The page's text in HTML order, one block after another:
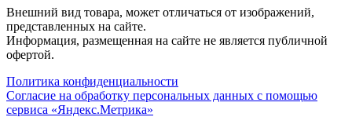
Внешний вид товара, может отличаться от изображений,
представленных на сайте.
Информация, размещенная на сайте не является публичной
офертой.
Политика конфиденциальности
Согласие на обработку персональных данных с помощью
сервиса «Яндекс.Метрика»